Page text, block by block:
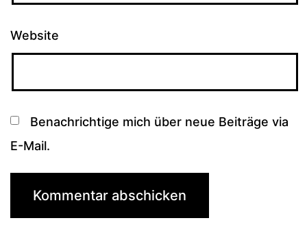
Website
Benachrichtige mich über neue Beiträge via
E-Mail.